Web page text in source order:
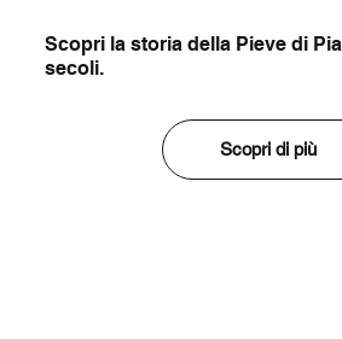
Scopri la storia della Pieve di
secoli.
Scopri di più